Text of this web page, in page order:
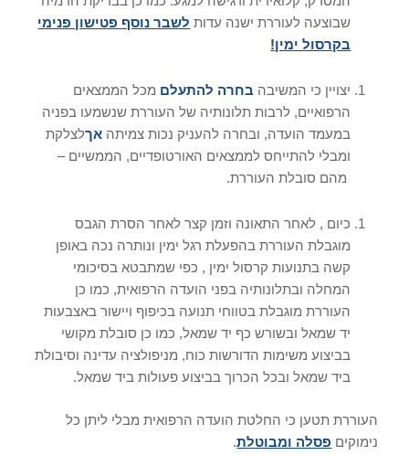
שבוצעה לעוררת ישנה עדות לשבר נוסף פטישון פנימי
בקרסול ימין!
יצויין כי המשיבה בחרה להתעלם מכל הממצאים
הרפואיים, לרבות תלונותיה של העוררת שנשמעו בפניה
במעמד הועדה, ובחרה להעניק נכות צמיתה אךלצלקת
ומבלי להתייחס לממצאים האורטופדיים, הממשיים –
מהם סובלת העוררת.
כיום , לאחר התאונה וזמן קצר לאחר הסרת הגבס
מוגבלת העוררת בהפעלת רגל ימין ונותרה נכה באופן
קשה בתנועות קרסול ימין , כפי שמתבטא בסיכומי
המחלה ובתלונותיה בפני הועדה הרפואית, כמו כן
העוררת מוגבלת בטווחי תנועה בכיפוף ויישור באצבעות
יד שמאל ובשורש כף יד שמאל, כמו כן סובלת מקושי
בביצוע משימות הדורשות כוח, מניפולציה עדינה וסיבולת
ביד שמאל ובכל הכרוך בביצוע פעולות ביד שמאל.
העוררת תטען כי החלטת הועדה הרפואית מבלי ליתן כל
נימוקים פסלה ומבוטלת.